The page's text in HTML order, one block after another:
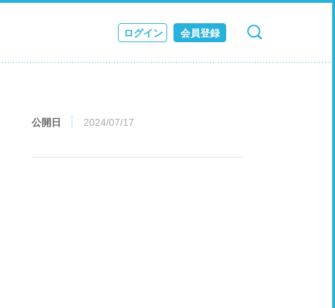
ログイン 会員登録
検索 キャンセル
公開日 2024/07/17